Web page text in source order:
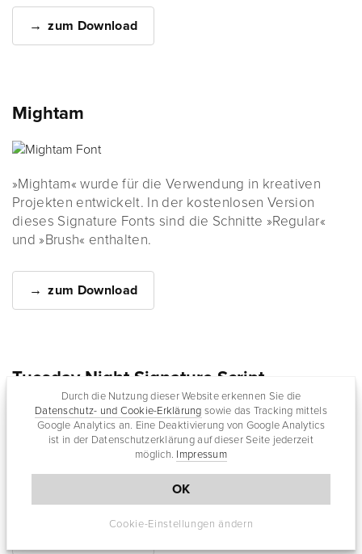
Durch die Nutzung dieser Website erkennen Sie die
Datenschutz- und Cookie-Erklärung sowie das Tracking mittels
Google Analytics an. Eine Deaktivierung von Google Analytics
ist in der Datenschutzerklärung auf dieser Seite jederzeit
möglich. Impressum
OK
Cookie-Einstellungen ändern
zum Download
Mightam
»Mightam« wurde für die Verwendung in kreativen
Projekten entwickelt. In der kostenlosen Version
dieses Signature Fonts sind die Schnitte »Regular«
und »Brush« enthalten.
zum Download
Tuesday Night Signature Script
Eine persönliche Note verleiht auch die Schriftart
»Tuesday Night«. Der Font mit der »Personal License«
kann kostenlos heruntergeladen werden: